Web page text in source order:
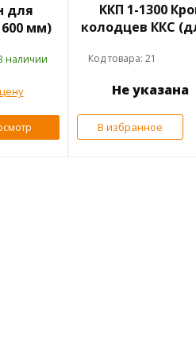
для
мм)
наличии
ККП 1-1300
колодцев ККС
Код товара: 21
Не указана
В избранное